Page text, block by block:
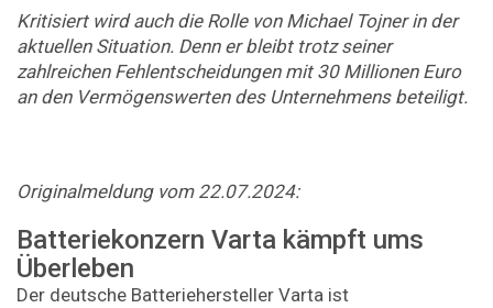
Kritisiert wird auch die Rolle von Michael Tojner in der
aktuellen Situation. Denn er bleibt trotz seiner
zahlreichen Fehlentscheidungen mit 30 Millionen Euro
an den Vermögenswerten des Unternehmens beteiligt.
Originalmeldung vom 22.07.2024:
Batteriekonzern Varta kämpft ums
Überleben
Der deutsche Batteriehersteller Varta ist